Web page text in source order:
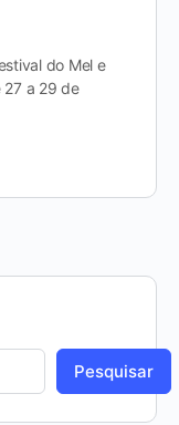
do Mel e
27 a 29 de
Pesquisar